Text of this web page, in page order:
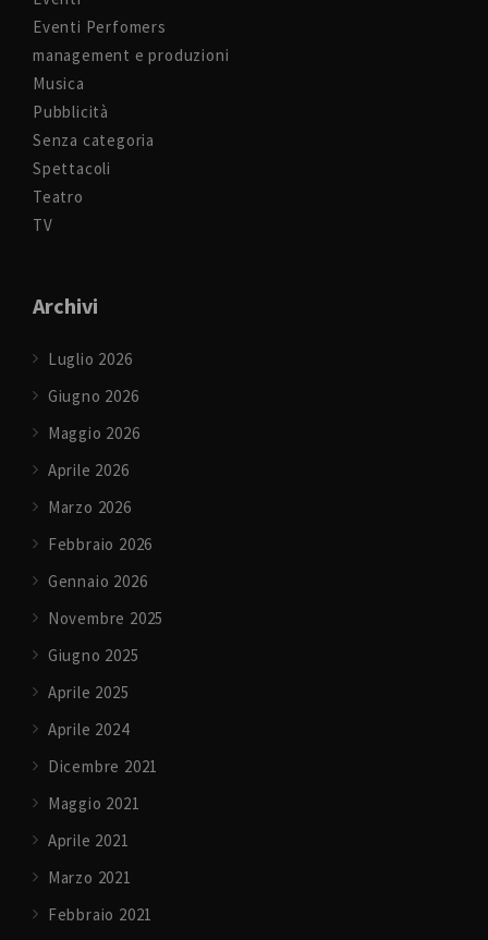
Eventi Perfomers
management e produzioni
Musica
Pubblicità
Senza categoria
Spettacoli
Teatro
TV
Archivi
Luglio 2026
Giugno 2026
Maggio 2026
Aprile 2026
Marzo 2026
Febbraio 2026
Gennaio 2026
Novembre 2025
Giugno 2025
Aprile 2025
Aprile 2024
Dicembre 2021
Maggio 2021
Aprile 2021
Marzo 2021
Febbraio 2021